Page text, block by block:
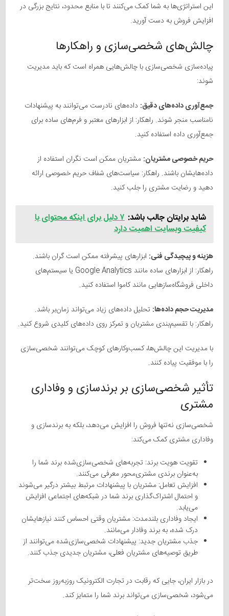
این استراتژی‌ها به شما کمک می‌کنند تا با منابع محدود، نتایج بزرگی در
افزایش فروش به دست آورید.
چالش‌های شخصی‌سازی و راهکارها
پیاده‌سازی شخصی‌سازی با چالش‌هایی همراه است که باید مدیریت
شوند:
جمع‌آوری داده‌های دقیق: داده‌های نادرست می‌توانند به پیشنهادات
نامناسب منجر شوند. راهکار: از ابزارهای معتبر و فرم‌های ساده برای
جمع‌آوری داده استفاده کنید.
حریم خصوصی مشتریان: مشتریان ممکن است نگران استفاده از
داده‌هایشان باشند. راهکار: سیاست‌های شفاف حریم خصوصی ارائه
دهید و رضایت مشتری را جلب کنید.
شاید برایتان جالب باشد:
۷ دلیل برای اینکه محتوای با
کیفیت وبسایت اهمیت دارد
هزینه و پیچیدگی فنی: ابزارهای پیشرفته ممکن است گران باشند.
راهکار: از ابزارهای ساده مانند Google Analytics یا سیستم‌های
داخلی فروشگاه‌سازهایی مانند کاموا استفاده کنید.
مدیریت حجم داده‌ها: تحلیل داده‌های زیاد می‌تواند زمان‌بر باشد.
راهکار: با تقسیم‌بندی مشتریان و تمرکز روی داده‌های کلیدی شروع کنید.
با مدیریت این چالش‌ها، کسب‌وکارهای کوچک می‌توانند شخصی‌سازی
را با موفقیت پیاده کنند.
تأثیر شخصی‌سازی بر برندسازی و وفاداری
مشتری
شخصی‌سازی نه‌تنها فروش را افزایش می‌دهد، بلکه به برندسازی و
وفاداری مشتری کمک می‌کند:
تقویت هویت برند: تجربه‌های شخصی‌سازی‌شده برند شما را
به‌عنوان برندی مشتری‌محور معرفی می‌کنند.
افزایش تعامل: مشتریان با پیشنهادات مرتبط بیشتر درگیر می‌شوند
و احتمال اشتراک‌گذاری برند شما در شبکه‌های اجتماعی افزایش
می‌یابد.
ایجاد وفاداری بلندمدت: مشتریان وقتی احساس کنند نیازهایشان
درک شده، به برند وفادار می‌مانند.
جذب مشتریان جدید: پیشنهادات شخصی‌سازی‌شده می‌توانند از
طریق توصیه‌های مشتریان فعلی، مشتریان جدیدی جذب کنند.
در بازار ایران، جایی که رقابت در تجارت الکترونیک روزبه‌روز سخت‌تر
می‌شود، شخصی‌سازی می‌تواند برند شما را متمایز کند.